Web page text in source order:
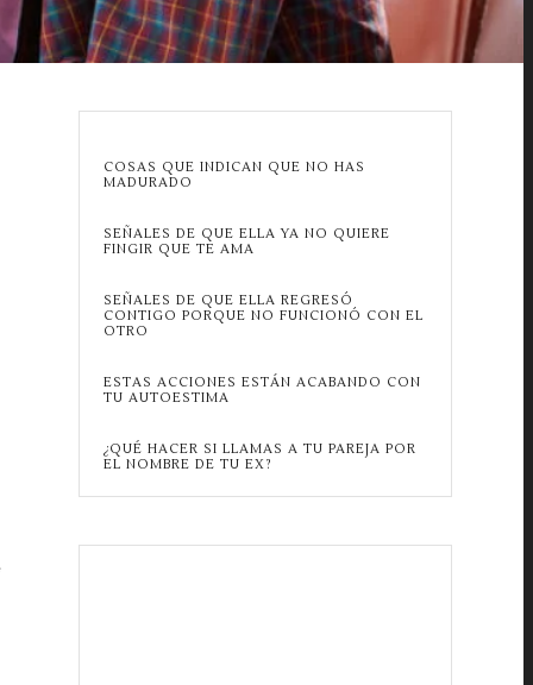
COSAS QUE INDICAN QUE NO HAS
MADURADO
SEÑALES DE QUE ELLA YA NO QUIERE
FINGIR QUE TE AMA
SEÑALES DE QUE ELLA REGRESÓ
CONTIGO PORQUE NO FUNCIONÓ CON EL
OTRO
ESTAS ACCIONES ESTÁN ACABANDO CON
TU AUTOESTIMA
¿QUÉ HACER SI LLAMAS A TU PAREJA POR
EL NOMBRE DE TU EX?